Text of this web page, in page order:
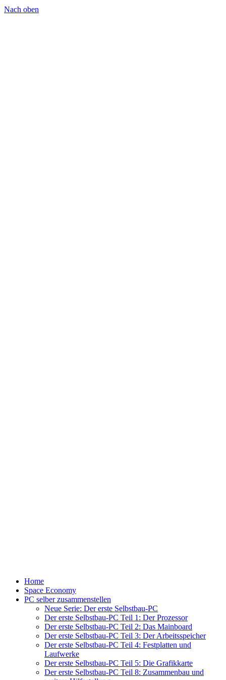
Nach oben
Home
Space Economy
PC selber zusammenstellen
Neue Serie: Der erste Selbstbau-PC
Der erste Selbstbau-PC Teil 1: Der Prozessor
Der erste Selbstbau-PC Teil 2: Das Mainboard
Der erste Selbstbau-PC Teil 3: Der Arbeitsspeicher
Der erste Selbstbau-PC Teil 4: Festplatten und
Laufwerke
Der erste Selbstbau-PC Teil 5: Die Grafikkarte
Der erste Selbstbau-PC Teil 8: Zusammenbau und